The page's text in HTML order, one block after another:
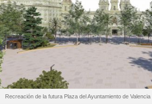
Recreación de la futura Plaza del Ayuntamiento de Valencia